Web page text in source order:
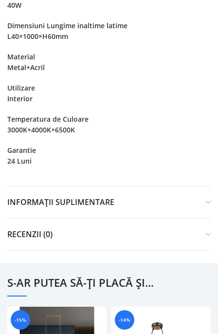
40W
Dimensiuni Lungime inaltime latime
L40×1000×H60mm
Material
Metal+Acril
Utilizare
Interior
Temperatura de Culoare
3000K+4000K+6500K
Garantie
24 Luni
INFORMAȚII SUPLIMENTARE
RECENZII (0)
S-AR PUTEA SĂ-ȚI PLACĂ ȘI…
-15% -14%